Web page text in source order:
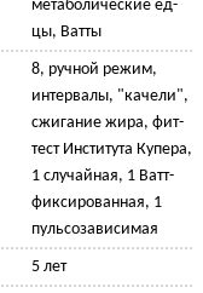
метаболические ед-
цы, Ватты
8, ручной режим,
интервалы, "качели",
сжигание жира, фит-
тест Института Купера,
1 случайная, 1 Ватт-
фиксированная, 1
пульсозависимая
5 лет